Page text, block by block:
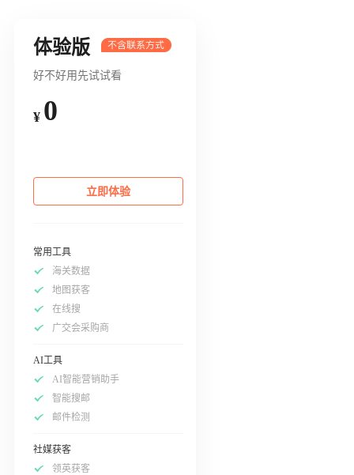
体验版
好不好用先试试看
¥ 0
立即体验
常用工具
海关数据
地图获客
在线搜
广交会采购商
AI工具
AI智能营销助手
智能搜邮
邮件检测
社媒获客
领英获客